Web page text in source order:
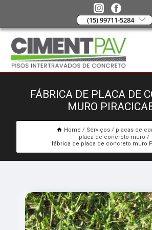
(15) 99711-5284
FÁBRICA DE PLACA DE
MURO
Home Serviços
placas de
placa de concreto muro
fábrica de placa de concreto muro